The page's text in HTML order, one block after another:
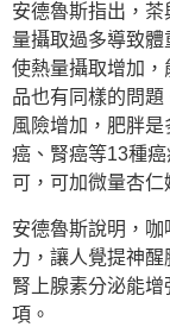
安德魯斯指出，
量攝取過多導致
使熱量攝取增加
品也有同樣的問
風險增加，肥胖
癌、腎癌等13種
可，可加微量杏仁
安德魯斯說明，
力，讓人覺提神
腎上腺素分泌能
項。